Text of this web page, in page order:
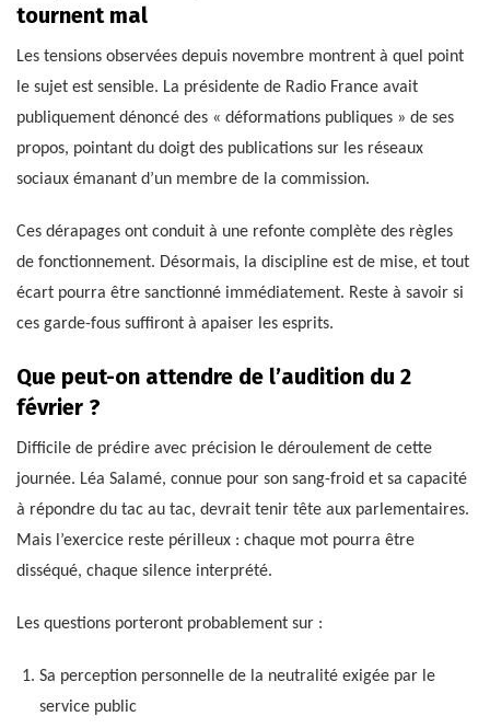
tournent mal
Les tensions observées depuis novembre montrent à quel point
le sujet est sensible. La présidente de Radio France avait
publiquement dénoncé des « déformations publiques » de ses
propos, pointant du doigt des publications sur les réseaux
sociaux émanant d’un membre de la commission.
Ces dérapages ont conduit à une refonte complète des règles
de fonctionnement. Désormais, la discipline est de mise, et tout
écart pourra être sanctionné immédiatement. Reste à savoir si
ces garde-fous suffiront à apaiser les esprits.
Que peut-on attendre de l’audition du 2
février ?
Difficile de prédire avec précision le déroulement de cette
journée. Léa Salamé, connue pour son sang-froid et sa capacité
à répondre du tac au tac, devrait tenir tête aux parlementaires.
Mais l’exercice reste périlleux : chaque mot pourra être
disséqué, chaque silence interprété.
Les questions porteront probablement sur :
Sa perception personnelle de la neutralité exigée par le
service public